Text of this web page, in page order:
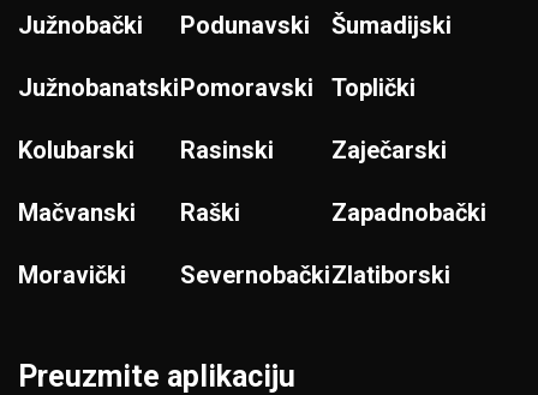
Južnobački
Južnobanatski
Kolubarski
Mačvanski
Moravički
Podunavski
Pomoravski
Rasinski
Raški
Severnobački
Šumadijski
Toplički
Zaječarski
Zapadnobački
Zlatiborski
Preuzmite aplikaciju